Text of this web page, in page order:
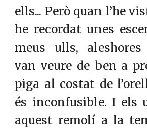
ells... Però quan l’he
he recordat unes
meus ulls,
van veure de ben a
piga al costat de
és inconfusible. I els
aquest remolí a la